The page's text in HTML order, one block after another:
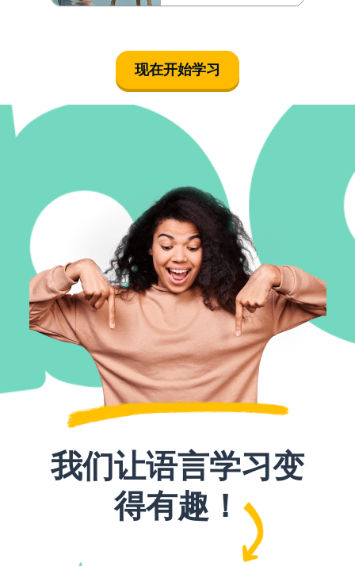
现在开始学习
我们让语言学习变
得有趣！